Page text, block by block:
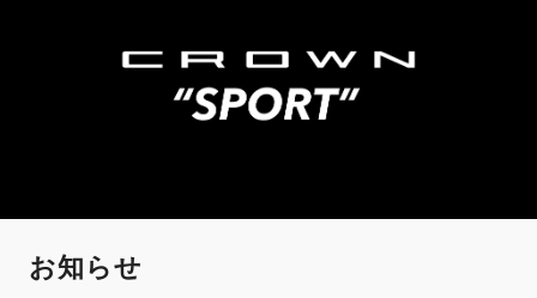
お知らせ